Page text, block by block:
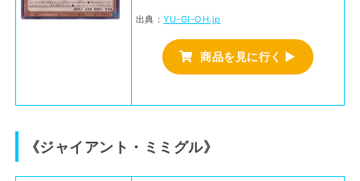
出典：YU-GI-OH.jp
商品を見に行く ▶
《ジャイアント・ミミグル》